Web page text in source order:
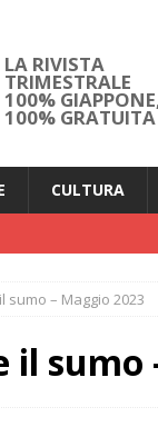
LA RIVISTA
TRIMESTRALE
100%
100% GRATUITA
CULTURA
sumo – Maggio 2023
il sumo